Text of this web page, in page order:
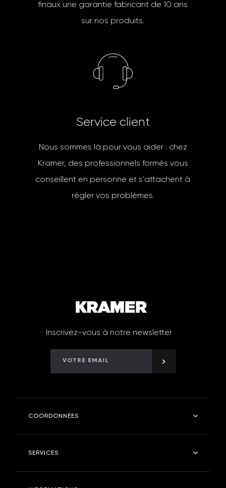
finaux une garantie fabricant de 10 ans
sur nos produits.
Service cl ient
Nous sommes là pour vous aider : chez
Kramer, des professionnels formés vous
conseillent en personne et s’attachent à
régler vos problèmes.
Inscrivez-vous à notre newsletter
COORDONNÉES
SERVICES